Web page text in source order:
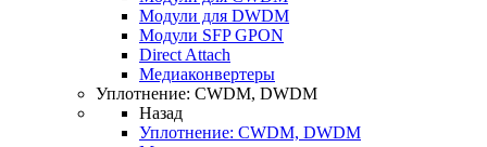
Модули для DWDM
Модули SFP GPON
Direct Attach
Медиаконвертеры
Уплотнение: CWDM, DWDM
Назад
Уплотнение: CWDM, DWDM